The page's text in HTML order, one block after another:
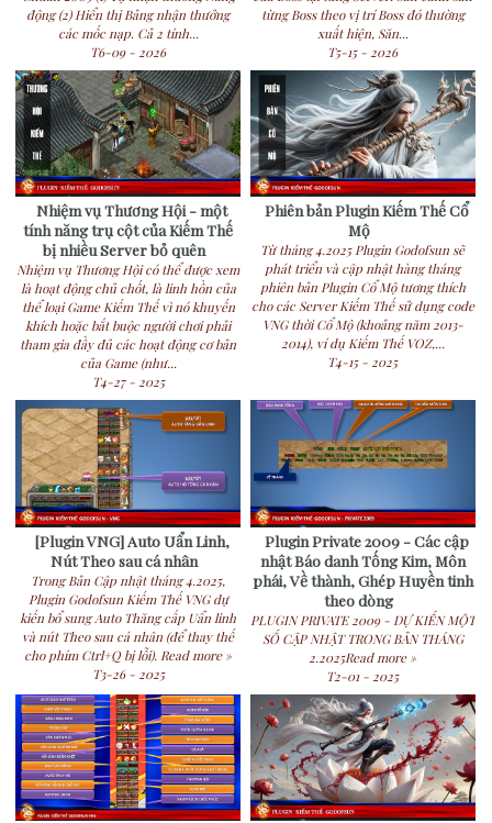
động (2) Hiển thị Bảng nhận thưởng
các mốc nạp. Cả 2 tính...
T6-09 - 2026
từng Boss theo vị trí Boss đó thường
xuất hiện, Săn...
T5-15 - 2026
Nhiệm vụ Thương Hội - một
tính năng trụ cột của Kiếm Thế
bị nhiều Server bỏ quên
Nhiệm vụ Thương Hội có thể được xem
là hoạt động chủ chốt, là linh hồn của
thể loại Game Kiếm Thế vì nó khuyến
khích hoặc bắt buộc người chơi phải
tham gia đầy đủ các hoạt động cơ bản
của Game (như...
T4-27 - 2025
Phiên bản Plugin Kiếm Thế Cổ
Mộ
Từ tháng 4.2025 Plugin Godofsun sẽ
phát triển và cập nhật hàng tháng
phiên bản Plugin Cổ Mộ tương thích
cho các Server Kiếm Thế sử dụng code
VNG thời Cổ Mộ (khoảng năm 2013-
2014), ví dụ Kiếm Thế VOZ,...
T4-15 - 2025
[Plugin VNG] Auto Uẩn Linh,
Nút Theo sau cá nhân
Trong Bản Cập nhật tháng 4.2025,
Plugin Godofsun Kiếm Thế VNG dự
kiến bổ sung Auto Thăng cấp Uẩn linh
và nút Theo sau cá nhân (để thay thế
cho phím Ctrl+Q bị lỗi). Read more »
T3-26 - 2025
Plugin Private 2009 - Các cập
nhật Báo danh Tống Kim, Môn
phái, Về thành, Ghép Huyền tinh
theo dòng
PLUGIN PRIVATE 2009 - DỰ KIẾN MỘT
SỐ CẬP NHẬT TRONG BẢN THÁNG
2.2025Read more »
T2-01 - 2025